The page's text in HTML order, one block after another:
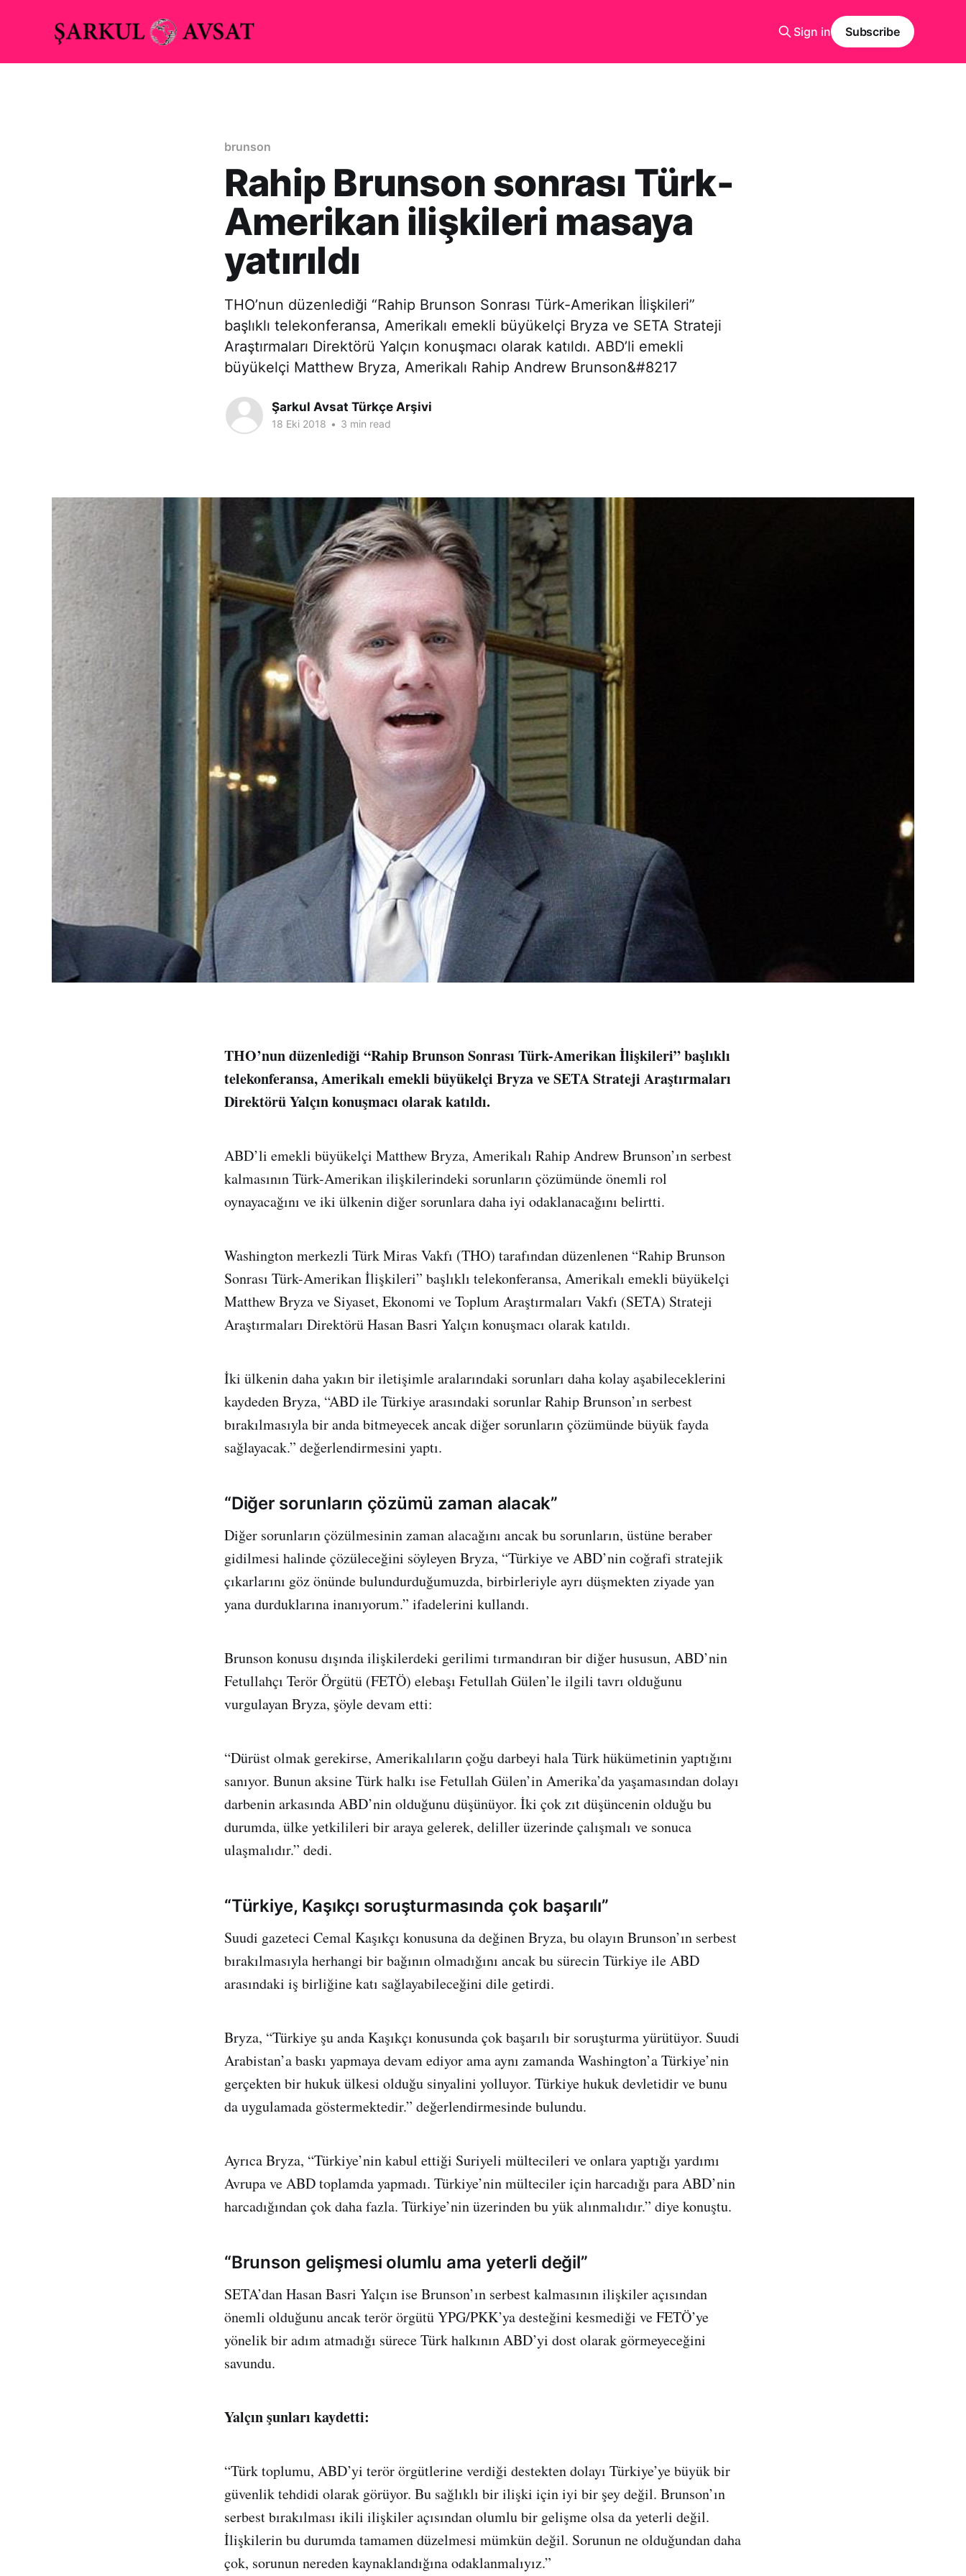
Sign in Subscribe
brunson
Rahip Brunson sonrası Türk-
Amerikan ilişkileri masaya
yatırıldı
THO’nun düzenlediği “Rahip Brunson Sonrası Türk-Amerikan İlişkileri”
başlıklı telekonferansa, Amerikalı emekli büyükelçi Bryza ve SETA Strateji
Araştırmaları Direktörü Yalçın konuşmacı olarak katıldı. ABD’li emekli
büyükelçi Matthew Bryza, Amerikalı Rahip Andrew Brunson&#8217
Şarkul Avsat Türkçe Arşivi
18 Eki 2018 • 3 min read
THO’nun düzenlediği “Rahip Brunson Sonrası Türk-Amerikan İlişkileri” başlıklı
telekonferansa, Amerikalı emekli büyükelçi Bryza ve SETA Strateji Araştırmaları
Direktörü Yalçın konuşmacı olarak katıldı.
ABD’li emekli büyükelçi Matthew Bryza, Amerikalı Rahip Andrew Brunson’ın serbest
kalmasının Türk-Amerikan ilişkilerindeki sorunların çözümünde önemli rol
oynayacağını ve iki ülkenin diğer sorunlara daha iyi odaklanacağını belirtti.
Washington merkezli Türk Miras Vakfı (THO) tarafından düzenlenen “Rahip Brunson
Sonrası Türk-Amerikan İlişkileri” başlıklı telekonferansa, Amerikalı emekli büyükelçi
Matthew Bryza ve Siyaset, Ekonomi ve Toplum Araştırmaları Vakfı (SETA) Strateji
Araştırmaları Direktörü Hasan Basri Yalçın konuşmacı olarak katıldı.
İki ülkenin daha yakın bir iletişimle aralarındaki sorunları daha kolay aşabileceklerini
kaydeden Bryza, “ABD ile Türkiye arasındaki sorunlar Rahip Brunson’ın serbest
bırakılmasıyla bir anda bitmeyecek ancak diğer sorunların çözümünde büyük fayda
sağlayacak.” değerlendirmesini yaptı.
“Diğer sorunların çözümü zaman alacak”
Diğer sorunların çözülmesinin zaman alacağını ancak bu sorunların, üstüne beraber
gidilmesi halinde çözüleceğini söyleyen Bryza, “Türkiye ve ABD’nin coğrafi stratejik
çıkarlarını göz önünde bulundurduğumuzda, birbirleriyle ayrı düşmekten ziyade yan
yana durduklarına inanıyorum.” ifadelerini kullandı.
Brunson konusu dışında ilişkilerdeki gerilimi tırmandıran bir diğer hususun, ABD’nin
Fetullahçı Terör Örgütü (FETÖ) elebaşı Fetullah Gülen’le ilgili tavrı olduğunu
vurgulayan Bryza, şöyle devam etti:
“Dürüst olmak gerekirse, Amerikalıların çoğu darbeyi hala Türk hükümetinin yaptığını
sanıyor. Bunun aksine Türk halkı ise Fetullah Gülen’in Amerika’da yaşamasından dolayı
darbenin arkasında ABD’nin olduğunu düşünüyor. İki çok zıt düşüncenin olduğu bu
durumda, ülke yetkilileri bir araya gelerek, deliller üzerinde çalışmalı ve sonuca
ulaşmalıdır.” dedi.
“Türkiye, Kaşıkçı soruşturmasında çok başarılı”
Suudi gazeteci Cemal Kaşıkçı konusuna da değinen Bryza, bu olayın Brunson’ın serbest
bırakılmasıyla herhangi bir bağının olmadığını ancak bu sürecin Türkiye ile ABD
arasındaki iş birliğine katı sağlayabileceğini dile getirdi.
Bryza, “Türkiye şu anda Kaşıkçı konusunda çok başarılı bir soruşturma yürütüyor. Suudi
Arabistan’a baskı yapmaya devam ediyor ama aynı zamanda Washington’a Türkiye’nin
gerçekten bir hukuk ülkesi olduğu sinyalini yolluyor. Türkiye hukuk devletidir ve bunu
da uygulamada göstermektedir.” değerlendirmesinde bulundu.
Ayrıca Bryza, “Türkiye’nin kabul ettiği Suriyeli mültecileri ve onlara yaptığı yardımı
Avrupa ve ABD toplamda yapmadı. Türkiye’nin mülteciler için harcadığı para ABD’nin
harcadığından çok daha fazla. Türkiye’nin üzerinden bu yük alınmalıdır.” diye konuştu.
“Brunson gelişmesi olumlu ama yeterli değil”
SETA’dan Hasan Basri Yalçın ise Brunson’ın serbest kalmasının ilişkiler açısından
önemli olduğunu ancak terör örgütü YPG/PKK’ya desteğini kesmediği ve FETÖ’ye
yönelik bir adım atmadığı sürece Türk halkının ABD’yi dost olarak görmeyeceğini
savundu.
Yalçın şunları kaydetti:
“Türk toplumu, ABD’yi terör örgütlerine verdiği destekten dolayı Türkiye’ye büyük bir
güvenlik tehdidi olarak görüyor. Bu sağlıklı bir ilişki için iyi bir şey değil. Brunson’ın
serbest bırakılması ikili ilişkiler açısından olumlu bir gelişme olsa da yeterli değil.
İlişkilerin bu durumda tamamen düzelmesi mümkün değil. Sorunun ne olduğundan daha
çok, sorunun nereden kaynaklandığına odaklanmalıyız.”